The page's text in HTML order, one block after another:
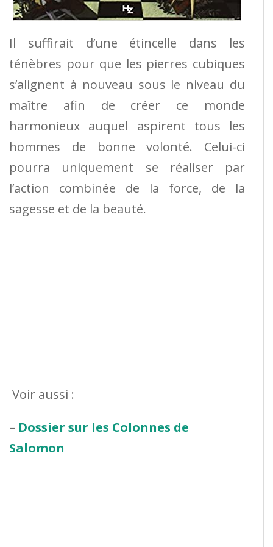
Il suffirait d’une étincelle dans les
ténèbres pour que les pierres cubiques
s’alignent à nouveau sous le niveau du
maître afin de créer ce monde
harmonieux auquel aspirent tous les
hommes de bonne volonté. Celui-ci
pourra uniquement se réaliser par
l’action combinée de la force, de la
sagesse et de la beauté.
Voir aussi :
– Dossier sur les Colonnes de
Salomon